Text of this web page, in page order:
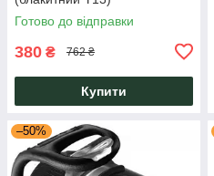
Готово до відправки
380 ₴ 762 ₴
Купити
–50%